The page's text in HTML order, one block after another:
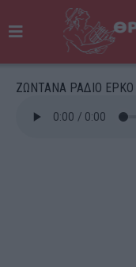
ΖΩΝΤΑΝΑ ΡΑΔΙΟ ΕΡΚΟ